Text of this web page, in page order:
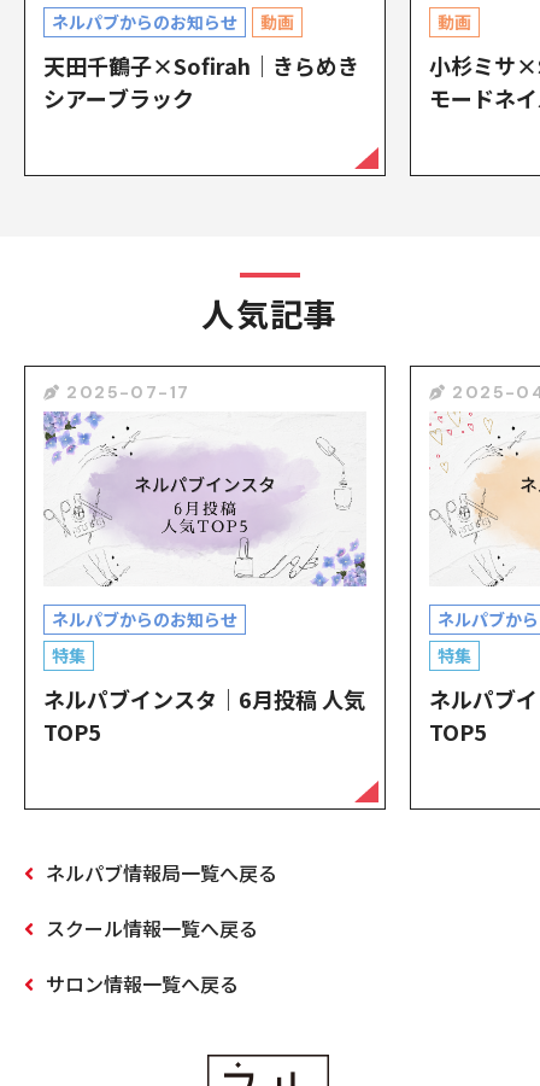
ネルパブからのお知らせ 動画
天田千鶴子×Sofirah｜きらめき
シアーブラック
動画
小杉ミサ
モードネ
人気記事
2025-07-17
ネルパブからのお知らせ
特集
ネルパブインスタ｜6月投稿 人気
TOP5
2025-
ネルパブか
特集
ネルパブ
TOP5
ネルパブ情報局一覧へ戻る
スクール情報一覧へ戻る
サロン情報一覧へ戻る